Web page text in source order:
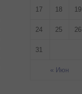
« Июн
17 18 19
24 25 26
31